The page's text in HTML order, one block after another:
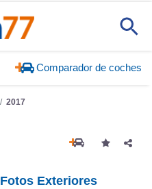
Comparador de coches
2017
Fotos Exteriores